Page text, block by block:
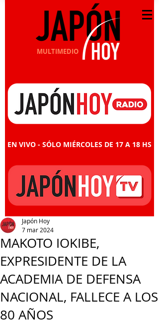
MULTIMEDIO
EN VIVO - SÓLO MIÉRCOLES DE 17 A 18 HS
MAKOTO IOKIBE,
EXPRESIDENTE DE LA
ACADEMIA DE DEFENSA
NACIONAL, FALLECE A LOS
80 AÑOS
Japón Hoy
7 mar 2024